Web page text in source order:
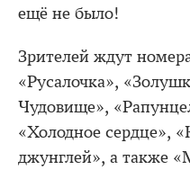
ещё не было!
Зрителей ждут
«Русалочка»,
Чудовище»,
«Холодное сердце»,
джунглей», а также